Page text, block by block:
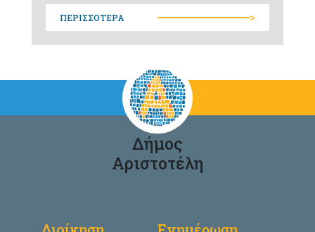
ΠΕΡΙΣΣΟΤΕΡΑ >
Δήμος
Αριστοτέλη